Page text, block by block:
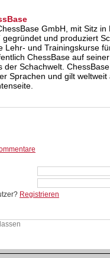
GmbH, mit Sitz
gegründet und produziert
Lehr- und Trainingskurse
ChessBase auf
der Schachwelt.
Sprachen und gilt weltweit
Registrieren